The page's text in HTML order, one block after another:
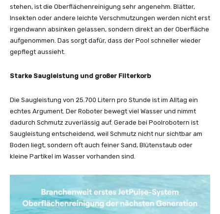
stehen, ist die Oberflächenreinigung sehr angenehm. Blätter,
Insekten oder andere leichte Verschmutzungen werden nicht erst
irgendwann absinken gelassen, sondern direkt an der Oberfläche
aufgenommen. Das sorgt dafür, dass der Pool schneller wieder
gepflegt aussieht.
Starke Saugleistung und großer Filterkorb
Die Saugleistung von 25.700 Litern pro Stunde ist im Alltag ein
echtes Argument. Der Roboter bewegt viel Wasser und nimmt
dadurch Schmutz zuverlässig auf. Gerade bei Poolrobotern ist
Saugleistung entscheidend, weil Schmutz nicht nur sichtbar am
Boden liegt, sondern oft auch feiner Sand, Blütenstaub oder
kleine Partikel im Wasser vorhanden sind.